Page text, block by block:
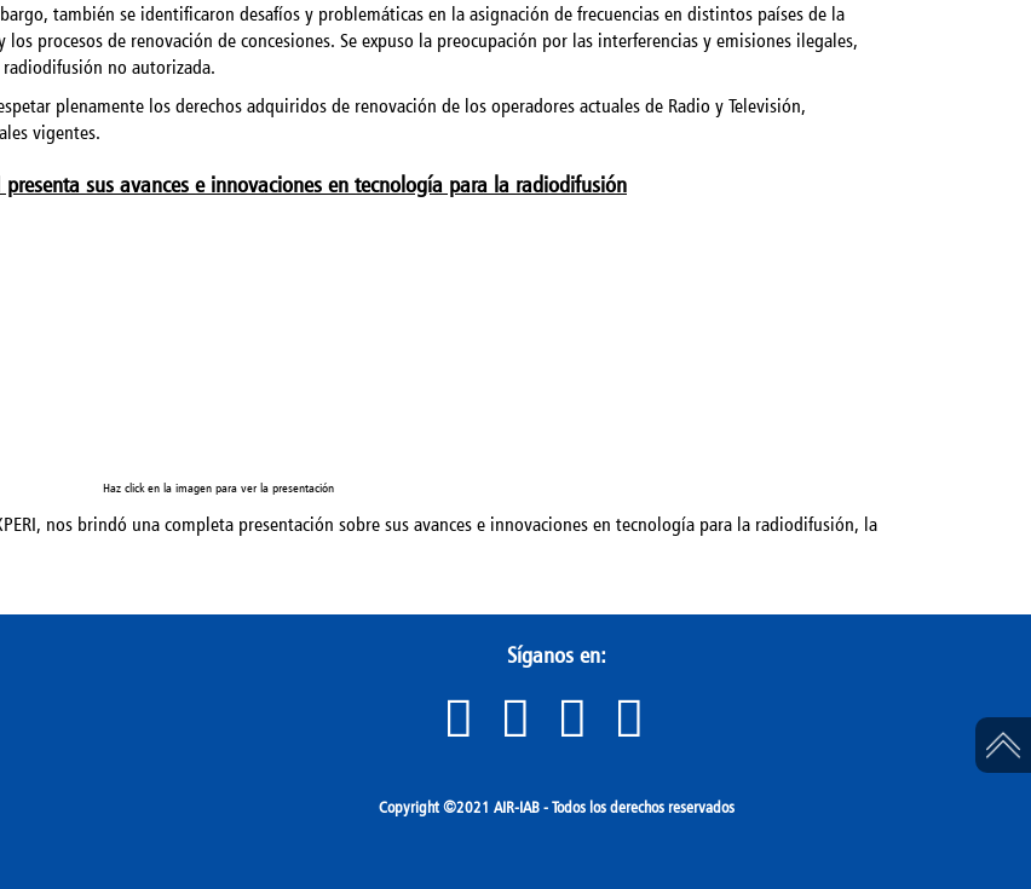
también se identificaron desafíos y problemáticas en la asignación de frecuencias en distintos países de la
procesos de renovación de concesiones. Se expuso la preocupación por las interferencias y emisiones ilegales,
no autorizada.
plenamente los derechos adquiridos de renovación de los operadores actuales de Radio y Televisión,
vigentes.
presenta sus avances e innovaciones en tecnología para la radiodifusión
Haz click en la imagen para ver la presentación
nos brindó una completa presentación sobre sus avances e innovaciones en tecnología para la radiodifusión, la
Síganos en:
Copyright ©2021 AIR-IAB - Todos los derechos reservados